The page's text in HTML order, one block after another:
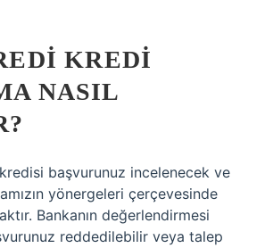
KREDI
NASIL
başvurunuz incelenecek ve
yönergeleri çerçevesinde
Bankanın değerlendirmesi
reddedilebilir veya talep